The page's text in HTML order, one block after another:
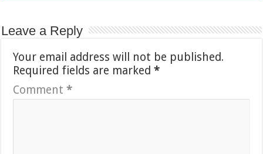
Leave a Reply
Your email address will not be published.
Required fields are marked*
Comment*